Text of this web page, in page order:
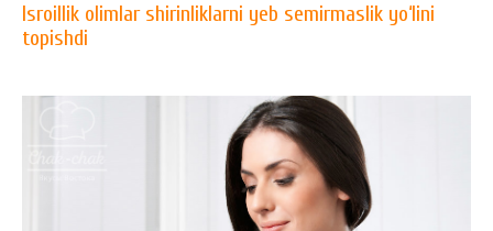
Isroillik olimlar shirinliklarni yeb semirmaslik yo‘lini
topishdi